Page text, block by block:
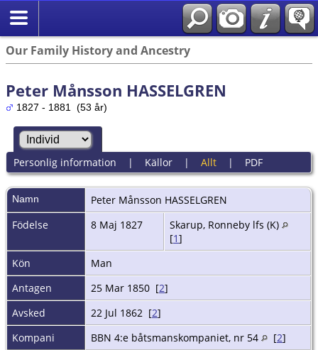
Our Family History and Ancestry
Peter Månsson HASSELGREN
1827 - 1881 (53 år)
Personlig information | Källor| Allt| PDF
Namn Peter Månsson HASSELGREN
Födelse
8 Maj 1827
Skarup, Ronneby lfs (K)
[1]
Kön
Man
Antagen
25 Mar 1850 [2]
Avsked
22 Jul 1862 [2]
Kompani
BBN 4:e båtsmanskompaniet, nr 54 [2]